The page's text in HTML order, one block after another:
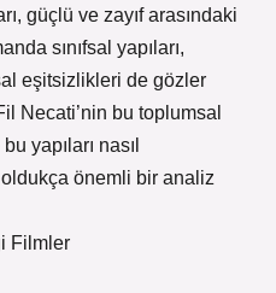
güçlü ve zayıf arasındaki
sınıfsal yapıları,
eşitsizlikleri de gözler
Necati’nin bu toplumsal
yapıları nasıl
önemli bir analiz
Filmler